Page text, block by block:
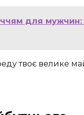
для
твоє велике